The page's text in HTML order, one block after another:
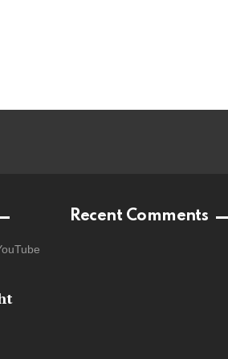
Recent Comments